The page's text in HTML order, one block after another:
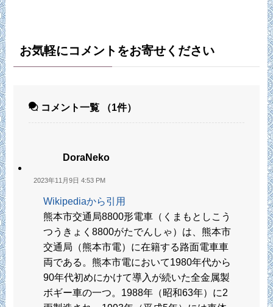
お気軽にコメントをお寄せください
コメント一覧 （1件）
DoraNeko
2023年11月9日 4:53 PM
Wikipediaから引用
熊本市交通局8800形電車（くまもとしこう
つうきょく8800がたでんしゃ）は、熊本市
交通局（熊本市電）に在籍する路面電車車
両である。熊本市電において1980年代から
90年代初めにかけて導入が続いた全金属製
ボギー車の一つ。1988年（昭和63年）に2